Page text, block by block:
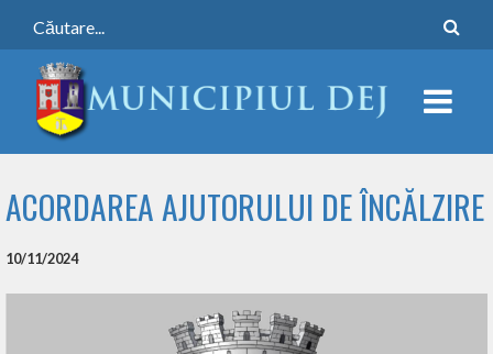
ACORDAREA AJUTORULUI DE ÎNCĂLZIRE
10/11/2024